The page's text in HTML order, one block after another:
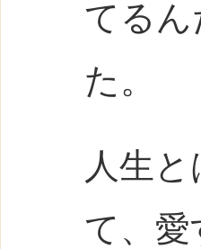
てる
た。
人生
て、